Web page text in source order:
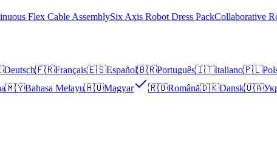
Flex Cable AssemblySix Axis Robot Dress PackCollaborative
Deutsch🇫🇷Français🇪🇸Español🇧🇷Português🇮🇹Italiano🇵🇱
🇲🇾Bahasa Melayu🇭🇺Magyar 🇷🇴Română🇩🇰Dansk🇺🇦